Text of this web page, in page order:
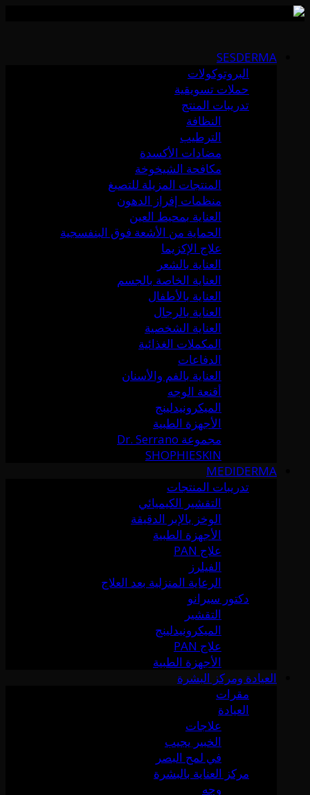
content
SESDERMA
البروتوكولات
حملات تسويقية
تدريبات المنتج
النظافة
الترطيب
مضادات الأكسدة
مكافحة الشيخوخة
المنتجات المزيلة للتصبغ
منظمات إفراز الدهون
العناية بمحيط العين
الحماية من الأشعة فوق البنفسجية
علاج الإكزيما
العناية بالشعر
العناية الخاصة بالجسم
العناية بالأطفال
العناية بالرجال
العناية الشخصية
المكملات الغذائية
الدفاعات
العناية بالفم والأسنان
أقنعة الوجه
الميكرونيدلينج
الأجهزة الطبية
مجموعة Dr. Serrano
SHOPHIESKIN
MEDIDERMA
تدريبات المنتجات
التقشير الكيميائي
الوخز بالإبر الدقيقة
الأجهزة الطبية
علاج PAN
الفيلرز
الرعاية المنزلية بعد العلاج
دكتور سيرانو
التقشير
الميكرونيدلينج
علاج PAN
الأجهزة الطبية
العيادة ومركز البشرة
مقرات
العيادة
علاجات
الخبير يجيب
في لمح البصر
مركز العناية بالبشرة
وجه